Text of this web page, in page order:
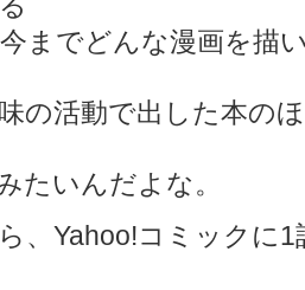
までどんな漫画を描
の活動で出した本の
たいんだよな。
、Yahoo!コミックに1